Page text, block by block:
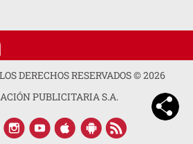
DERECHOS RESERVADOS ©2026
PUBLICITARIA S.A.